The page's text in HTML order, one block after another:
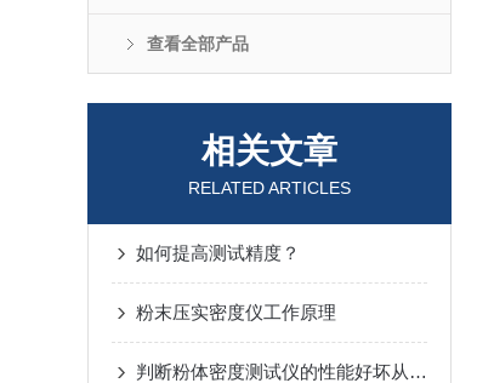
查看全部产品
相关文章
RELATED ARTICLES
如何提高测试精度？
粉末压实密度仪工作原理
判断粉体密度测试仪的性能好坏从哪几个方面考量